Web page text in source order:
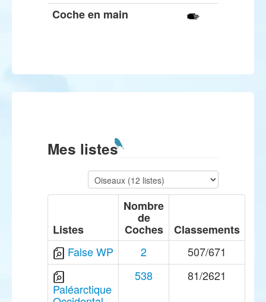
Coche en main
Mes listes
Listes
Nombre
de
Coches
Classements
False WP
2 507/671
Paléarctique
538 81/2621